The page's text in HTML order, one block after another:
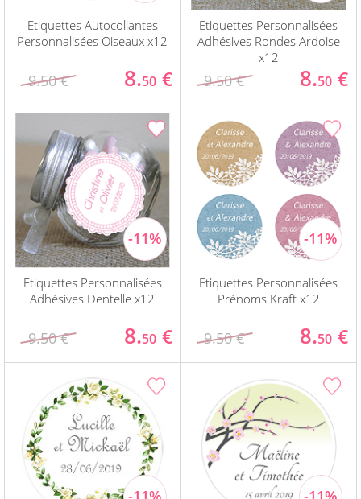
Etiquettes Autocollantes
Personnalisées Oiseaux x12
9.50 € 8.50 €
Etiquettes Personnalisées
Adhésives Rondes Ardoise
x12
9.50 € 8.50 €
Etiquettes Personnalisées
Adhésives Dentelle x12
9.50 € 8.50 €
Etiquettes Personnalisées
Prénoms Kraft x12
9.50 € 8.50 €